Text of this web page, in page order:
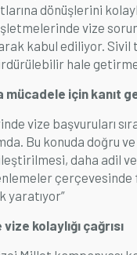
dönüşlerini
vize
kabul ediliyor.
hale
mücadele için kanıt
vize başvuruları
Bu konuda doğru
daha adil
çerçevesinde
yaratıyor”
kolaylığı çağrısı